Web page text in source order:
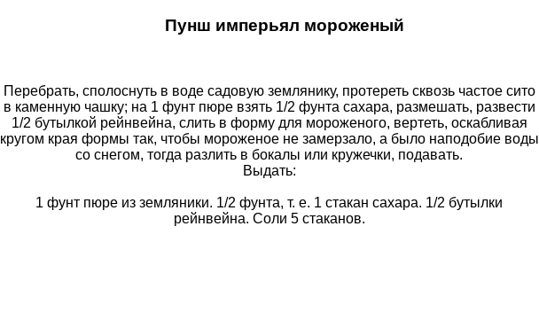
Пунш имперьял мороженый
Перебрать, сполоснуть в воде садовую землянику, протереть сквозь частое сито
в каменную чашку; на 1 фунт пюре взять 1/2 фунта сахара, размешать, развести
1/2 бутылкой рейнвейна, слить в форму для мороженого, вертеть, оскабливая
кругом края формы так, чтобы мороженое не замерзало, а было наподобие воды
со снегом, тогда разлить в бокалы или кружечки, подавать.
Выдать:
1 фунт пюре из земляники. 1/2 фунта, т. е. 1 стакан сахара. 1/2 бутылки
рейнвейна. Соли 5 стаканов.